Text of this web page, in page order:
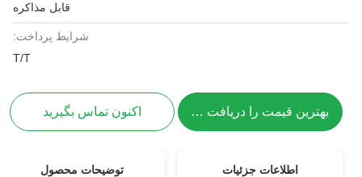
قابل مذاکره
شرایط پرداخت:
T/T
بهترین قیمت را دریافت کنید اکنون تماس بگیرید
اطلاعات جزئیات توضیحات محصول